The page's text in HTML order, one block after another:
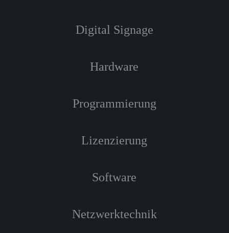
Digital Signage
Hardware
Programmierung
Lizenzierung
Software
Netzwerktechnik